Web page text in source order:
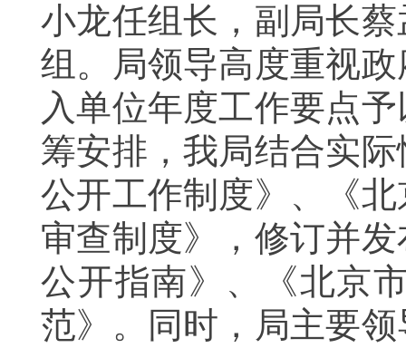
小龙任组长，副局长
组。局领导高度重视
入单位年度工作要点
筹安排，我局结合实
公开工作制度》、《
审查制度》，修订并
公开指南》、《北京
范》。同时，局主要